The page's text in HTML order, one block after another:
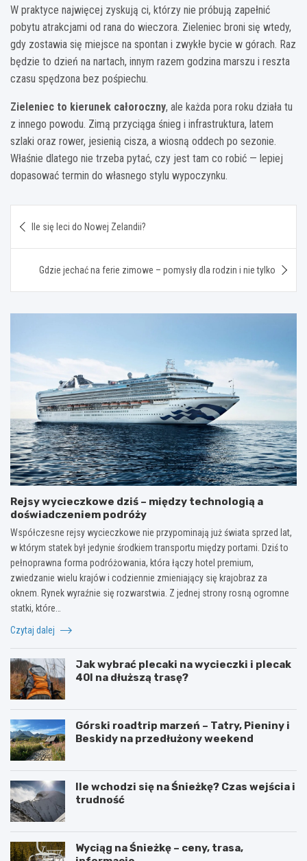
W praktyce najwięcej zyskują ci, którzy nie próbują zapełnić
pobytu atrakcjami od rana do wieczora. Zieleniec broni się wtedy,
gdy zostawia się miejsce na spontan i zwykłe bycie w górach. Raz
będzie to dzień na nartach, innym razem godzina marszu i reszta
czasu spędzona bez pośpiechu.
Zieleniec to kierunek całoroczny, ale każda pora roku działa tu
z innego powodu. Zimą przyciąga śnieg i infrastruktura, latem
szlaki oraz rower, jesienią cisza, a wiosną oddech po sezonie.
Właśnie dlatego nie trzeba pytać, czy jest tam co robić — lepiej
dopasować termin do własnego stylu wypoczynku.
wpisu
Ile się leci do Nowej Zelandii?
Gdzie jechać na ferie zimowe – pomysły dla rodzin i nie tylko
Rejsy wycieczkowe dziś – między technologią a
doświadczeniem podróży
Współczesne rejsy wycieczkowe nie przypominają już świata sprzed lat,
w którym statek był jedynie środkiem transportu między portami. Dziś to
pełnoprawna forma podróżowania, która łączy hotel premium,
zwiedzanie wielu krajów i codziennie zmieniający się krajobraz za
oknem. Rynek wyraźnie się rozwarstwia. Z jednej strony rosną ogromne
statki, które…
Czytaj dalej
Jak wybrać plecaki na wycieczki i plecak
40l na dłuższą trasę?
Górski roadtrip marzeń – Tatry, Pieniny i
Beskidy na przedłużony weekend
Ile wchodzi się na Śnieżkę? Czas wejścia i
trudność
Wyciąg na Śnieżkę – ceny, trasa,